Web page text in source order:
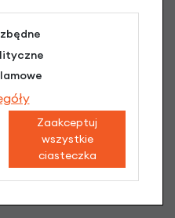
Zaakceptuj
wszystkie
ciasteczka